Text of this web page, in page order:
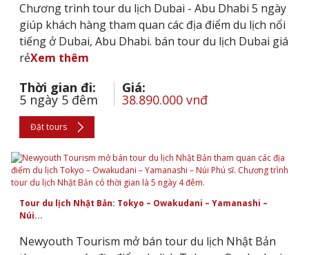
Chương trình tour du lịch Dubai - Abu Dhabi 5 ngày
giúp khách hàng tham quan các địa điểm du lịch nổi
tiếng ở Dubai, Abu Dhabi. bán tour du lịch Dubai giá
rẻXem thêm
Thời gian đi:
5 ngày 5 đêm
Giá:
38.890.000 vnđ
Đặt tours
Tour du lịch Nhật Bản: Tokyo – Owakudani – Yamanashi –
Núi...
Newyouth Tourism mở bán tour du lịch Nhật Bản